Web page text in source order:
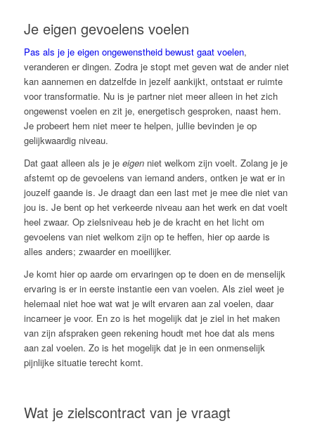
Je eigen gevoelens voelen
Pas als je je eigen ongewenstheid bewust gaat voelen,
veranderen er dingen. Zodra je stopt met geven wat de ander niet
kan aannemen en datzelfde in jezelf aankijkt, ontstaat er ruimte
voor transformatie. Nu is je partner niet meer alleen in het zich
ongewenst voelen en zit je, energetisch gesproken, naast hem.
Je probeert hem niet meer te helpen, jullie bevinden je op
gelijkwaardig niveau.
Dat gaat alleen als je je eigenniet welkom zijn voelt. Zolang je je
afstemt op de gevoelens van iemand anders, ontken je wat er in
jouzelf gaande is. Je draagt dan een last met je mee die niet van
jou is. Je bent op het verkeerde niveau aan het werk en dat voelt
heel zwaar. Op zielsniveau heb je de kracht en het licht om
gevoelens van niet welkom zijn op te heffen, hier op aarde is
alles anders; zwaarder en moeilijker.
Je komt hier op aarde om ervaringen op te doen en de menselijk
ervaring is er in eerste instantie een van voelen. Als ziel weet je
helemaal niet hoe wat wat je wilt ervaren aan zal voelen, daar
incarneer je voor. En zo is het mogelijk dat je ziel in het maken
van zijn afspraken geen rekening houdt met hoe dat als mens
aan zal voelen. Zo is het mogelijk dat je in een onmenselijk
pijnlijke situatie terecht komt.
Wat je zielscontract van je vraagt